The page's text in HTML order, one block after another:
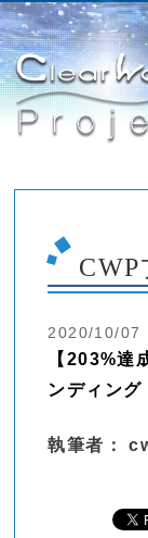
2020/10/07
【203%達
ンディング
執筆者：